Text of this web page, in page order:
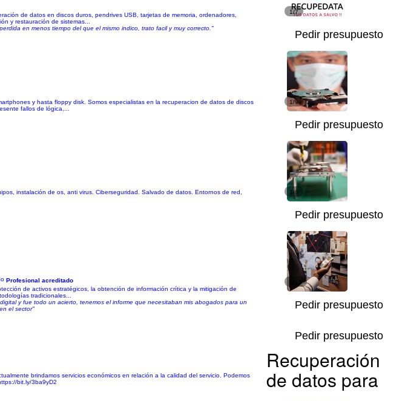
de datos en discos duros, pendrives USB, tarjetas de memoria, ordenadores,
y restauración de sistemas...
en menos tiempo del que el mismo indico, trato facil y muy correcto."
1/7
Pedir presupuesto
y hasta floppy disk. Somos especialistas en la recuperacion de datos de discos
fallos de lógica,...
1/9
Pedir presupuesto
instalación de os, anti virus. Ciberseguridad. Salvado de datos. Entornos de red,
1/6
Pedir presupuesto
Profesional acreditado
de activos estratégicos, la obtención de información crítica y la mitigación de
tradicionales...
y fue todo un acierto, tenemos el informe que necesitaban mis abogados para un
el sector"
1/13
Pedir presupuesto
brindamos servicios económicos en relación a la calidad del servicio. Podemos
bit.ly/3ba9yD2
Pedir presupuesto
Recuperación
de datos para